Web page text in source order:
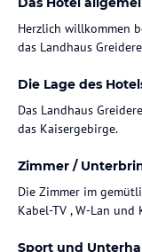
Herzlich willkommen
Die Lage des
Das Landhaus
das Kaisergebirge.
Zimmer /
Die Zimmer im
Sport und